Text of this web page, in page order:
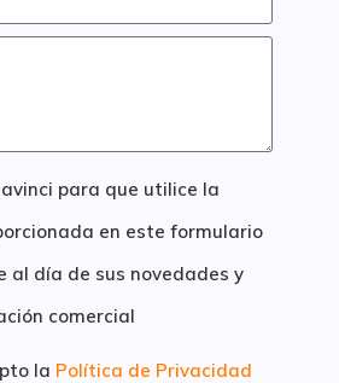
para que utilice la
en este formulario
al día de sus novedades y
comercial
la Política de Privacidad